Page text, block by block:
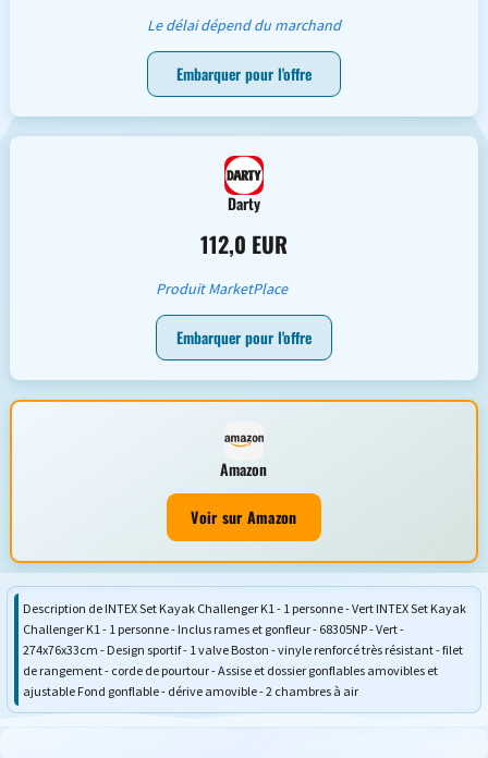
Le délai dépend du marchand
Embarquer pour l'offre
Darty
112,0 EUR
Produit MarketPlace
Embarquer pour l'offre
Amazon
Voir sur Amazon
Description de INTEX Set Kayak Challenger K1 - 1 personne - Vert INTEX Set Kayak
Challenger K1 - 1 personne - Inclus rames et gonfleur - 68305NP - Vert -
274x76x33cm - Design sportif - 1 valve Boston - vinyle renforcé très résistant - filet
de rangement - corde de pourtour - Assise et dossier gonflables amovibles et
ajustable Fond gonflable - dérive amovible - 2 chambres à air